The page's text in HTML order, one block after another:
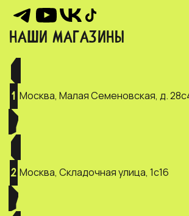
НАШИ МАГАЗИНЫ
1 Москва, Малая Семеновская, д.
2 Москва, Складочная улица, 1с16